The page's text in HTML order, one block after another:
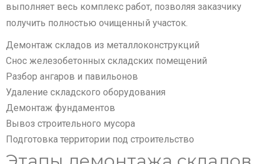
выполняет весь комплекс работ, позволяя заказчику
получить полностью очищенный участок.
Демонтаж складов из металлоконструкций
Снос железобетонных складских помещений
Разбор ангаров и павильонов
Удаление складского оборудования
Демонтаж фундаментов
Вывоз строительного мусора
Подготовка территории под строительство